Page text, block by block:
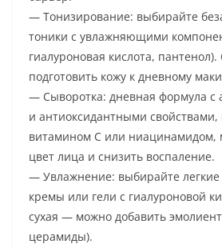
— Тонизирование: выбирайте
тоники с увлажняющими
гиалуроновая кислота,
подготовить кожу к дневному
— Сыворотка: дневная формула с
и антиоксидантными
витамином C или ниацинамидом,
цвет лица и снизить воспаление.
— Увлажнение: выбирайте
кремы или гели с гиалуроновой
сухая — можно добавить
церамиды).